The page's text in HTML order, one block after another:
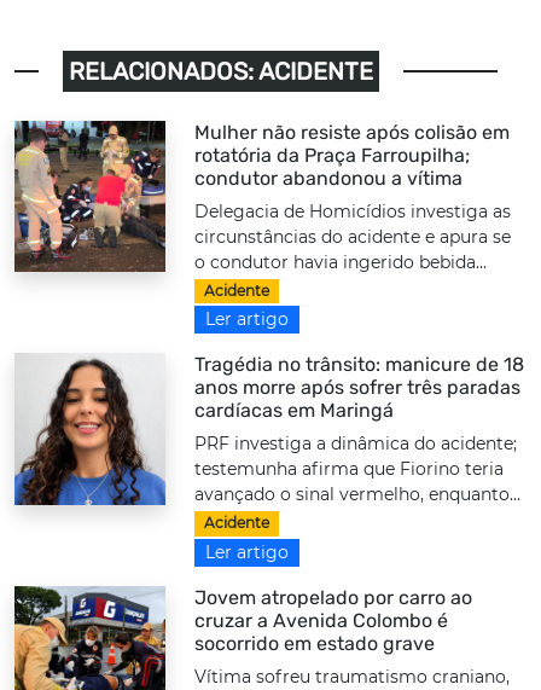
RELACIONADOS: ACIDENTE
Mulher não resiste após colisão em
rotatória da Praça Farroupilha;
condutor abandonou a vítima
Delegacia de Homicídios investiga as
circunstâncias do acidente e apura se
o condutor havia ingerido bebida...
Acidente
Ler artigo
Tragédia no trânsito: manicure de 18
anos morre após sofrer três paradas
cardíacas em Maringá
PRF investiga a dinâmica do acidente;
testemunha afirma que Fiorino teria
avançado o sinal vermelho, enquanto...
Acidente
Ler artigo
Jovem atropelado por carro ao
cruzar a Avenida Colombo é
socorrido em estado grave
Vítima sofreu traumatismo craniano,